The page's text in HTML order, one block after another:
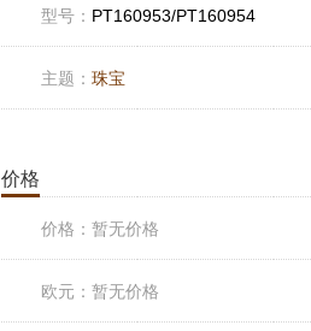
型号： PT160953/PT160954
主题： 珠宝
价格
价格： 暂无价格
欧元： 暂无价格